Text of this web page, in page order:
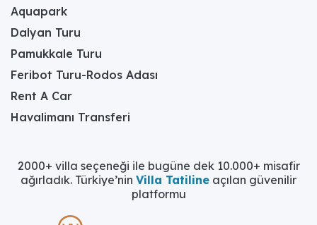
Aquapark
Dalyan Turu
Pamukkale Turu
Feribot Turu-Rodos Adası
Rent A Car
Havalimanı Transferi
2000+ villa seçeneği ile bugüne dek 10.000+ misafir
ağırladık. Türkiye’nin Villa Tatiline açılan güvenilir
platformu